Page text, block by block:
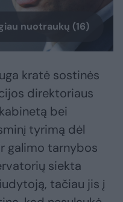
nuotraukų (16)
kratė sostinės
direktoriaus
bei
tyrimą dėl
galimo tarnybos
siekta
tačiau jis į